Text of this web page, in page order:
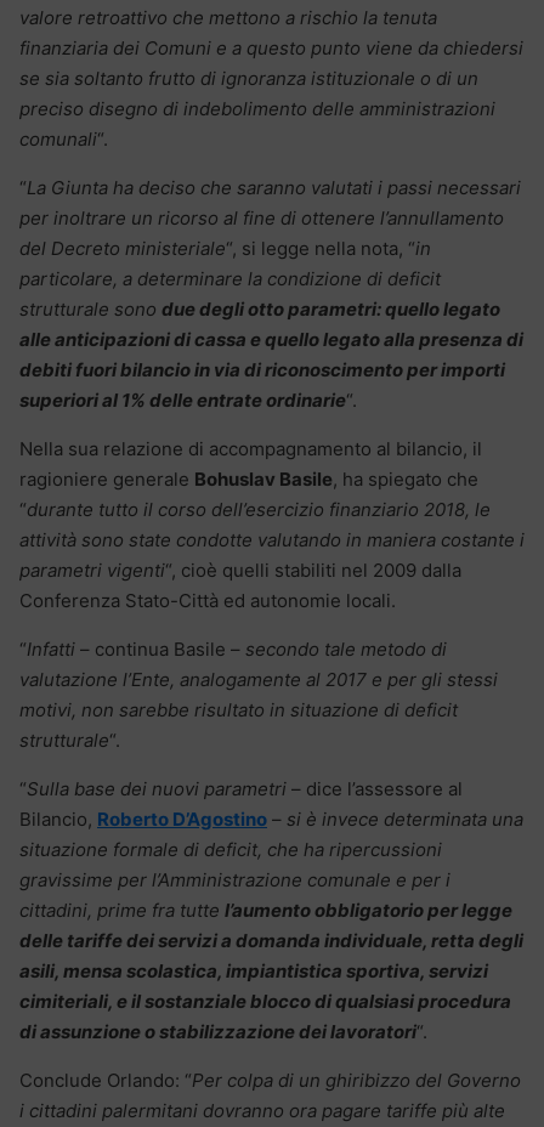
valore retroattivo che mettono a rischio la tenuta
finanziaria dei Comuni e a questo punto viene da chiedersi
se sia soltanto frutto di ignoranza istituzionale o di un
preciso disegno di indebolimento delle amministrazioni
comunali“.
“La Giunta ha deciso che saranno valutati i passi necessari
per inoltrare un ricorso al fine di ottenere l’annullamento
del Decreto ministeriale“, si legge nella nota, “in
particolare, a determinare la condizione di deficit
strutturale sono due degli otto parametri: quello legato
alle anticipazioni di cassa e quello legato alla presenza di
debiti fuori bilancio in via di riconoscimento per importi
superiori al 1% delle entrate ordinarie“.
Nella sua relazione di accompagnamento al bilancio, il
ragioniere generale Bohuslav Basile, ha spiegato che
“durante tutto il corso dell’esercizio finanziario 2018, le
attività sono state condotte valutando in maniera costante i
parametri vigenti“, cioè quelli stabiliti nel 2009 dalla
Conferenza Stato-Città ed autonomie locali.
“Infatti – continua Basile – secondo tale metodo di
valutazione l’Ente, analogamente al 2017 e per gli stessi
motivi, non sarebbe risultato in situazione di deficit
strutturale“.
“Sulla base dei nuovi parametri – dice l’assessore al
Bilancio, Roberto D’Agostino – si è invece determinata una
situazione formale di deficit, che ha ripercussioni
gravissime per l’Amministrazione comunale e per i
cittadini, prime fra tutte l’aumento obbligatorio per legge
delle tariffe dei servizi a domanda individuale, retta degli
asili, mensa scolastica, impiantistica sportiva, servizi
cimiteriali, e il sostanziale blocco di qualsiasi procedura
di assunzione o stabilizzazione dei lavoratori“.
Conclude Orlando: “Per colpa di un ghiribizzo del Governo
i cittadini palermitani dovranno ora pagare tariffe più alte